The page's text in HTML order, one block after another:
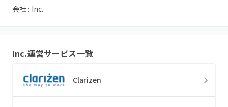
会社 : Inc.
Inc.運営サービス一覧
Clarizen